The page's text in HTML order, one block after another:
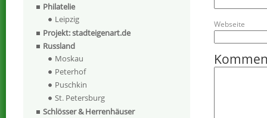
Webseite
Philatelie
Leipzig
Projekt: stadteigenart.de
Russland
Moskau
Peterhof
Puschkin
St. Petersburg
Schlösser & Herrenhäuser